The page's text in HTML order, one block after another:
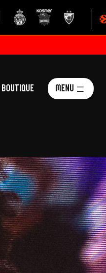
Boutique Menu
Actualités
Histoire
Foundation
Parisii
ON RECRUTE